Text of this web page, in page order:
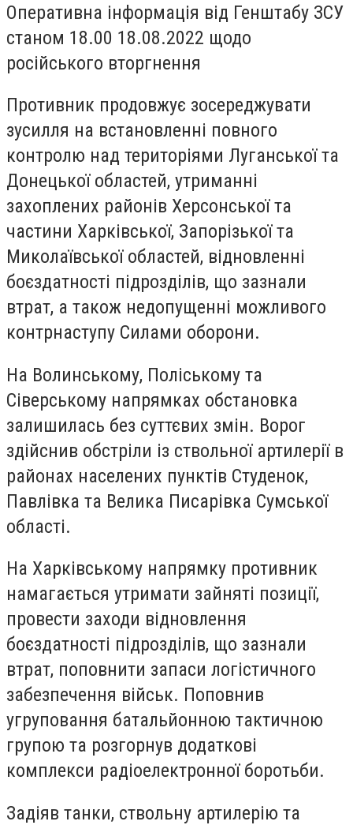
Оперативна інформація від Генштабу ЗСУ
станом 18.00 18.08.2022 щодо
російського вторгнення
Противник продовжує зосереджувати
зусилля на встановленні повного
контролю над територіями Луганської та
Донецької областей, утриманні
захоплених районів Херсонської та
частини Харківської, Запорізької та
Миколаївської областей, відновленні
боєздатності підрозділів, що зазнали
втрат, а також недопущенні можливого
контрнаступу Силами оборони.
На Волинському, Поліському та
Сіверському напрямках обстановка
залишилась без суттєвих змін. Ворог
здійснив обстріли із ствольної артилерії в
районах населених пунктів Студенок,
Павлівка та Велика Писарівка Сумської
області.
На Харківському напрямку противник
намагається утримати зайняті позиції,
провести заходи відновлення
боєздатності підрозділів, що зазнали
втрат, поповнити запаси логістичного
забезпечення військ. Поповнив
угруповання батальйонною тактичною
групою та розгорнув додаткові
комплекси радіоелектронної боротьби.
Задіяв танки, ствольну артилерію та